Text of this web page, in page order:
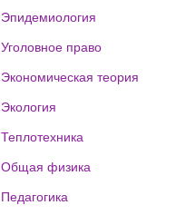
Эпидемиология
Уголовное право
Экономическая теория
Экология
Теплотехника
Общая физика
Педагогика